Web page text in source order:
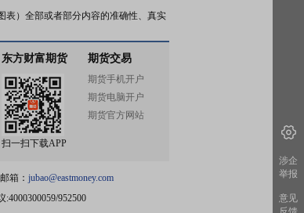
表）全部或者部分内容的准确性、真实
东方财富期货
扫一扫下载APP
期货交易
期货手机开户
期货电脑开户
期货官方网站
箱： jubao@eastmoney.com
:4000300059/952500
涉企
举报
意见